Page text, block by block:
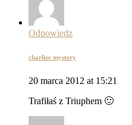
Odpowiedz
charlize mystery
20 marca 2012 at 15:21
Trafiłaś z Triuphem 🙂